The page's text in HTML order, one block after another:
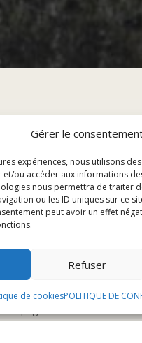
Gérer le
expériences, nous utilisons
ou accéder aux informations
nous permettra de traiter
ou les ID uniques sur ce
peut avoir un effet
Refuser
de cookiesPOLITIQUE DE
de frites